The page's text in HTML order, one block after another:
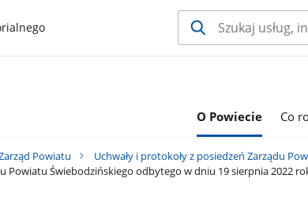
O Powiecie Co
Powiatu Uchwały i protokoły z posiedzeń Zarządu
Powiatu Świebodzińskiego odbytego w dniu 19 sierpnia 2022